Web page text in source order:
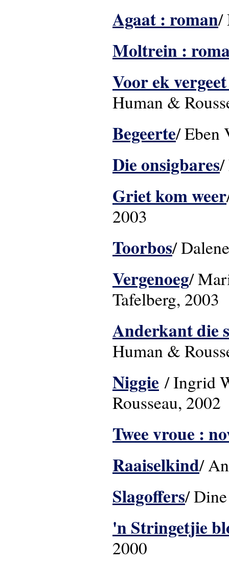
Agaat : roman/
Moltrein :
Voor ek
Human &
Begeerte/ Eben
Die onsigbares/
Griet kom weer
2003
Toorbos/
Vergenoeg/
Tafelberg, 2003
Anderkant die
Human &
Niggie / Ingrid
Rousseau, 2002
Twee vroue :
Raaiselkind/
Slagoffers/
'n Stringetjie
2000